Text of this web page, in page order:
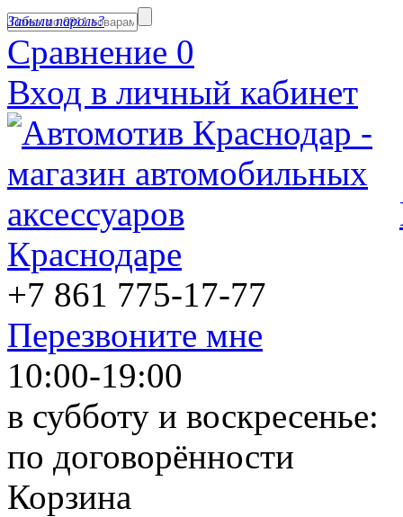
Сравнение 0
Вход в личный кабинет
Краснодаре
+7 861 775-17-77
Перезвоните мне
10:00-19:00
в субботу и воскресенье:
по договорённости
Корзина
Забыли пароль?